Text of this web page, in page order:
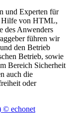
und Experten für
Hilfe von HTML,
des Anwenders
führen wir
den Betrieb
Betrieb, sowie
Bereich Sicherheit
auch die
oder